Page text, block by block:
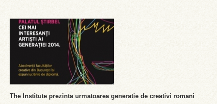
The Institute prezinta urmatoarea generatie de creativi romani